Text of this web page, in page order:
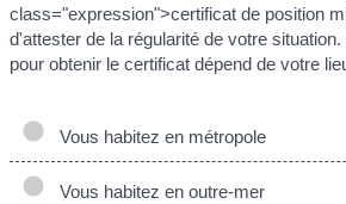
class="expression">certificat de position
d'attester de la régularité de votre
pour obtenir le certificat dépend de votre
Vous habitez en métropole
Vous habitez en outre-mer